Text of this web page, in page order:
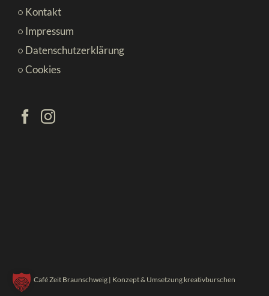
Kontakt
Impressum
Datenschutzerklärung
Cookies
Café Zeit Braunschweig | Konzept & Umsetzung kreativburschen